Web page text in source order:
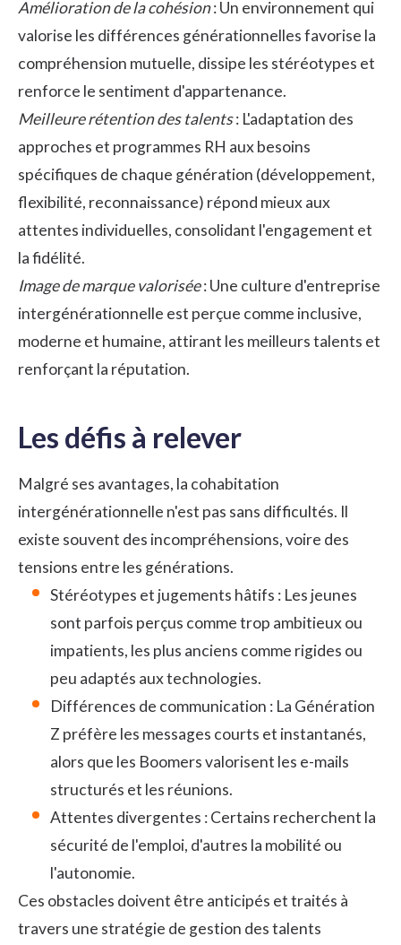
Amélioration de la cohésion: Un environnement qui
valorise les différences générationnelles favorise la
compréhension mutuelle, dissipe les stéréotypes et
renforce le sentiment d'appartenance.
Meilleure rétention des talents: L'adaptation des
approches et programmes RH aux besoins
spécifiques de chaque génération (développement,
flexibilité, reconnaissance) répond mieux aux
attentes individuelles, consolidant l'engagement et
la fidélité.
Image de marque valorisée: Une culture d'entreprise
intergénérationnelle est perçue comme inclusive,
moderne et humaine, attirant les meilleurs talents et
renforçant la réputation.
Les défis à relever
Malgré ses avantages, la cohabitation
intergénérationnelle n'est pas sans difficultés. Il
existe souvent des incompréhensions, voire des
tensions entre les générations.
Stéréotypes et jugements hâtifs : Les jeunes
sont parfois perçus comme trop ambitieux ou
impatients, les plus anciens comme rigides ou
peu adaptés aux technologies.
Différences de communication : La Génération
Z préfère les messages courts et instantanés,
alors que les Boomers valorisent les e-mails
structurés et les réunions.
Attentes divergentes : Certains recherchent la
sécurité de l'emploi, d'autres la mobilité ou
l'autonomie.
Ces obstacles doivent être anticipés et traités à
travers une stratégie de gestion des talents